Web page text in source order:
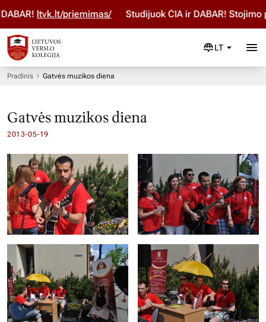
ltvk.lt/priemimas/ Studijuok ČIA ir DABAR! Stojimo
LT
Pradinis Gatvės muzikos diena
Gatvės muzikos diena
2013-05-19